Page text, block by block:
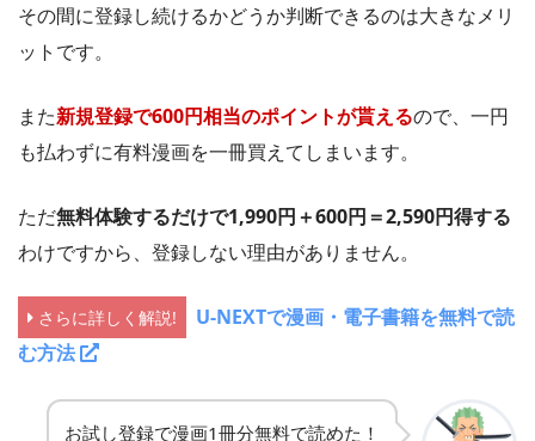
その間に登録し続けるかどうか判断できるのは大きなメリ
ットです。
また新規登録で600円相当のポイントが貰えるので、一円
も払わずに有料漫画を一冊買えてしまいます。
ただ無料体験するだけで1,990円＋600円＝2,590円得する
わけですから、登録しない理由がありません。
さらに詳しく解説!
U-NEXTで漫画・電子書籍を無料で読
む方法
お試し登録で漫画1冊分無料で読めた！